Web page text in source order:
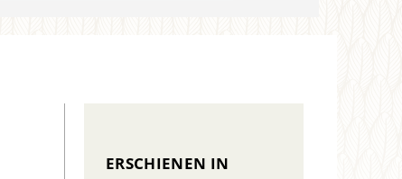
ERSCHIENEN IN